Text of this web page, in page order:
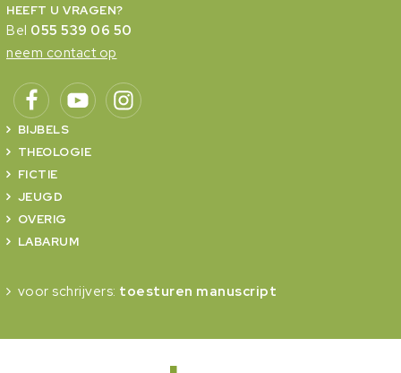
HEEFT U VRAGEN?
Bel 055 539 06 50
neem contact op
BIJBELS
THEOLOGIE
FICTIE
JEUGD
OVERIG
LABARUM
voor schrijvers: toesturen manuscript